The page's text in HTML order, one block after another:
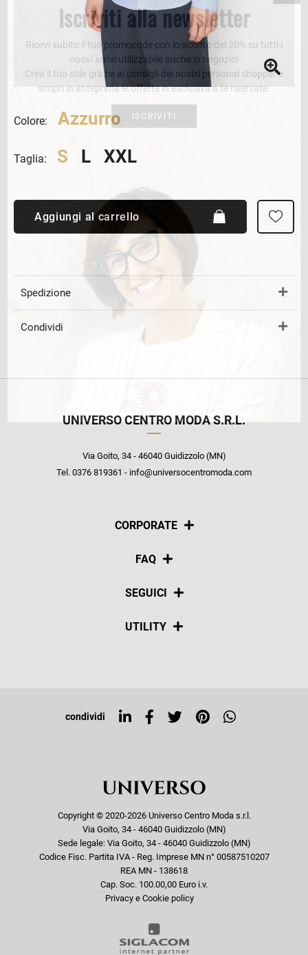
Colore: Azzurro
Taglia: S L XXL
Aggiungi al carrello
Spedizione
Condividi
UNIVERSO CENTRO MODA S.R.L.
Via Goito, 34 - 46040 Guidizzolo (MN)
Tel. 0376 819361 - info@universocentromoda.com
CORPORATE
Chi siamo
FAQ
Pagamenti
SEGUICI
Social
UTILITY
Top ricerche
condividi
Copyright © 2020-2026 Universo Centro Moda s.r.l.
Via Goito, 34 - 46040 Guidizzolo (MN)
Sede legale: Via Goito, 34 - 46040 Guidizzolo (MN)
Codice Fisc. Partita IVA - Reg. Imprese MN n° 00587510207
REA MN - 138618
Cap. Soc. 100.00,00 Euro i.v.
Privacy e Cookie policy
Iscriviti alla newsletter
Ricevi subito il tuo promocode con lo sconto del 20% su tutti i
nuovi arrivi utilizzabile anche in negozio!
Crea il tuo stile grazie ai consigli dei nostri personal shopper e
scopri in anteprima le offerte in esclusiva a te riservate.
ISCRIVITI